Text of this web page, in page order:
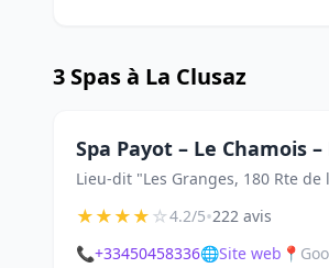
3 Spas à La Clusaz
Spa Payot – Le Chamois –
Lieu-dit "Les Granges, 180 Rte
★★★★☆4.2/5•222 avis
📞+33450458336🌐Site web 📍